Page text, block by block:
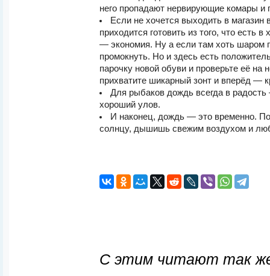
него пропадают нервирующие комары и
Если не хочется выходить в магазин
приходится готовить из того, что есть
— экономия. Ну а если там хоть шаром
промокнуть. Но и здесь есть
парочку новой обуви и проверьте её на
прихватите шикарный зонт и вперёд —
Для рыбаков дождь всегда в
хороший улов.
И наконец, дождь — это временно.
солнцу, дышишь свежим воздухом и
С этим читают так